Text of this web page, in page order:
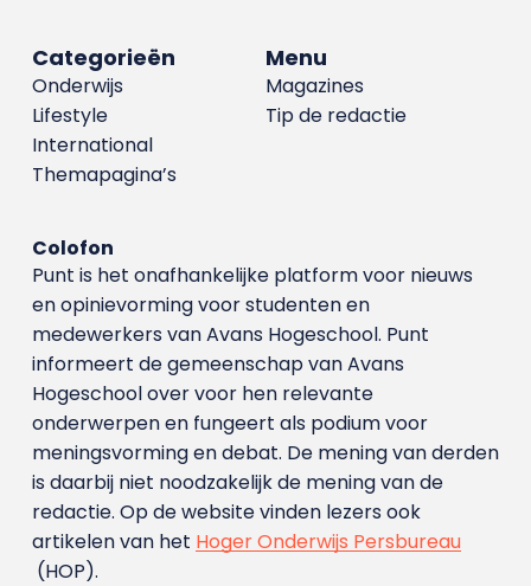
Menu
Magazines
Tip de redactie
Categorieën
Onderwijs
Lifestyle
International
Themapagina’s
Colofon
Punt is het onafhankelijke platform voor nieuws
en opinievorming voor studenten en
medewerkers van Avans Hoge­school. Punt
informeert de gemeenschap van Avans
Hogeschool over voor hen relevante
onderwerpen en fungeert als podium voor
meningsvorming en debat. De mening van derden
is daarbij niet noodzakelijk de mening van de
redactie. Op de website vinden lezers ook
artikelen van het Hoger Onderwijs Persbureau
(HOP).